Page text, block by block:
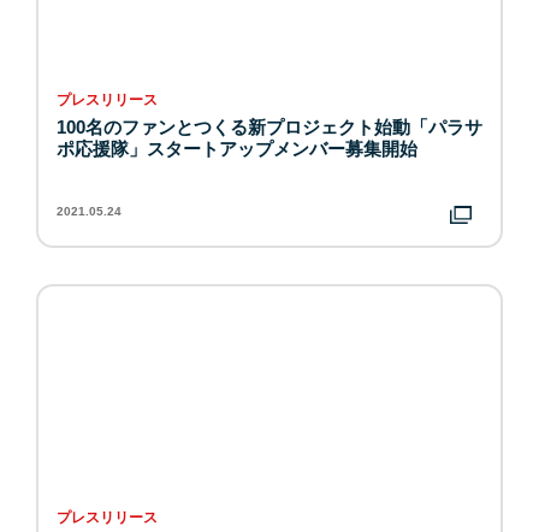
プレスリリース
100名のファンとつくる新プロジェクト始動「パラサ
ポ応援隊」スタートアップメンバー募集開始
2021.05.24
プレスリリース